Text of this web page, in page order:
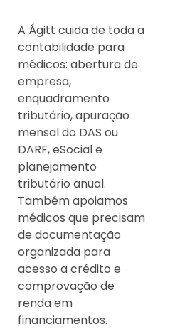
A Ágitt cuida de toda a
contabilidade para
médicos: abertura de
empresa,
enquadramento
tributário, apuração
mensal do DAS ou
DARF, eSocial e
planejamento
tributário anual.
Também apoiamos
médicos que precisam
de documentação
organizada para
acesso a crédito e
comprovação de
renda em
financiamentos.